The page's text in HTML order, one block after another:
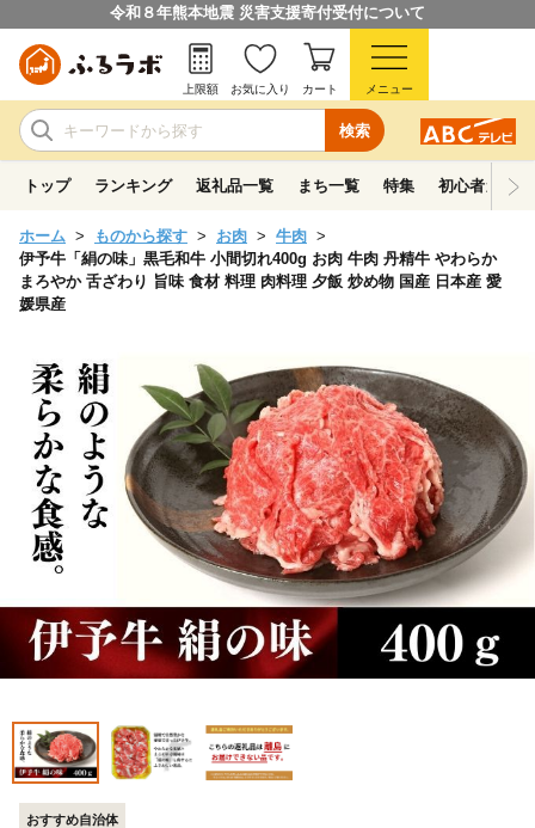
令和８年熊本地震 災害支援寄付受付について
検索
上限額 お気に入り カート メニュー
トップ ランキング 返礼品一覧 まち一覧 特集 初心者ガイド
ホーム ものから探す お肉
牛肉
伊予牛「絹の味」黒毛和牛 小間切れ400g お肉 牛肉 丹精牛 やわらか
まろやか 舌ざわり 旨味 食材 料理 肉料理 夕飯 炒め物 国産 日本産 愛
媛県産
おすすめ自治体